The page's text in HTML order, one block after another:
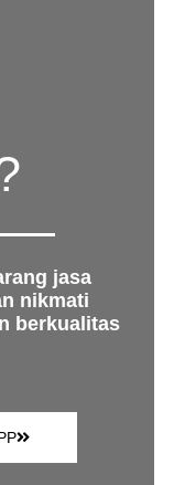
jasa
nikmati
berkualitas